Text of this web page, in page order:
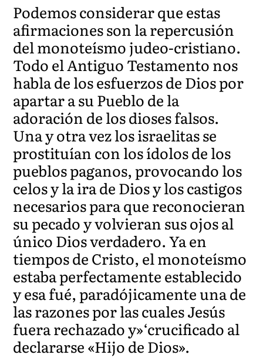
Podemos considerar que estas
afirmaciones son la repercusión
del monoteísmo judeo-cristiano.
Todo el Antiguo Testamento nos
habla de los esfuerzos de Dios por
apartar a su Pueblo de la
adoración de los dioses falsos.
Una y otra vez los israelitas se
prostituían con los ídolos de los
pueblos paganos, provocando los
celos y la ira de Dios y los castigos
necesarios para que reconocieran
su pecado y volvieran sus ojos al
único Dios verdadero. Ya en
tiempos de Cristo, el monoteísmo
estaba perfectamente establecido
y esa fué, paradójicamente una de
las razones por las cuales Jesús
fuera rechazado y»‘crucificado al
declararse «Hijo de Dios».